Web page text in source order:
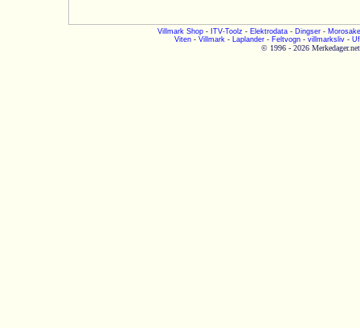
Villmark Shop- ITV-Toolz - Elektrodata- Dingser-
Viten - Villmark - Laplander - Feltvogn - villmarksliv -
© 1996 - 2026 Merkedager.net